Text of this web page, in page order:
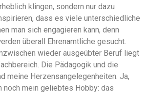
klingen, sondern nur dazu
dass es viele unterschiedliche
man sich engagieren kann, denn
überall Ehrenamtliche gesucht.
wieder ausgeübter Beruf liegt
Die Pädagogik und die
meine Herzensangelegenheiten. Ja,
noch mein geliebtes Hobby: das